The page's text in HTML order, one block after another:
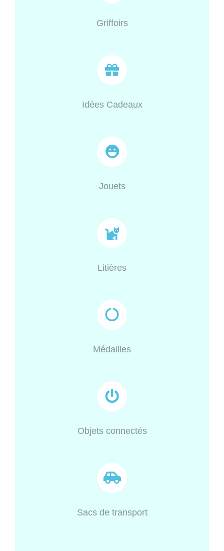
Griffoirs
Idées Cadeaux
Jouets
Litières
Médailles
Objets connectés
Sacs de transport